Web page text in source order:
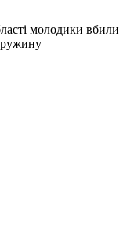
молодики вбили